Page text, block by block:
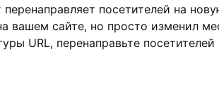
перенаправляет посетителей на
вашем сайте, но просто изменил
URL, перенаправьте